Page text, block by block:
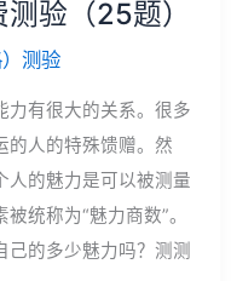
验（25题）
测验
力有很大的关系。很多
的人的特殊馈赠。然
人的魅力是可以被测量
统称为“魅力商数”。
的多少魅力吗？测测